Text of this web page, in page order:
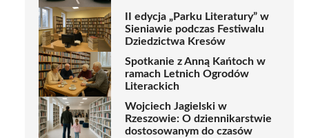
II edycja „Parku Literatury” w
Sieniawie podczas Festiwalu
Dziedzictwa Kresów
Spotkanie z Anną Kańtoch w
ramach Letnich Ogrodów
Literackich
Wojciech Jagielski w
Rzeszowie: O dziennikarstwie
dostosowanym do czasów